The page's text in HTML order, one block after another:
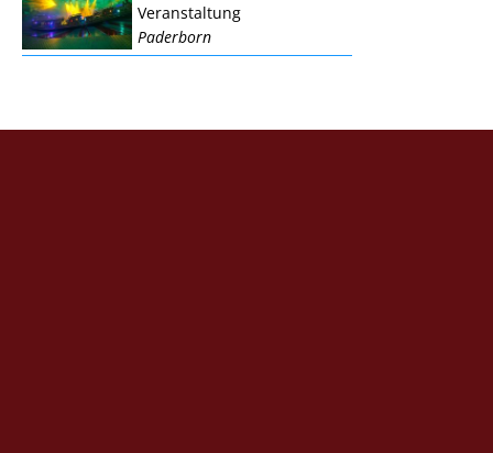
Veranstaltung
Paderborn